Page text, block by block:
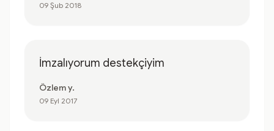
09 Şub 2018
İmzalıyorum destekçiyim
Özlem y.
09 Eyl 2017